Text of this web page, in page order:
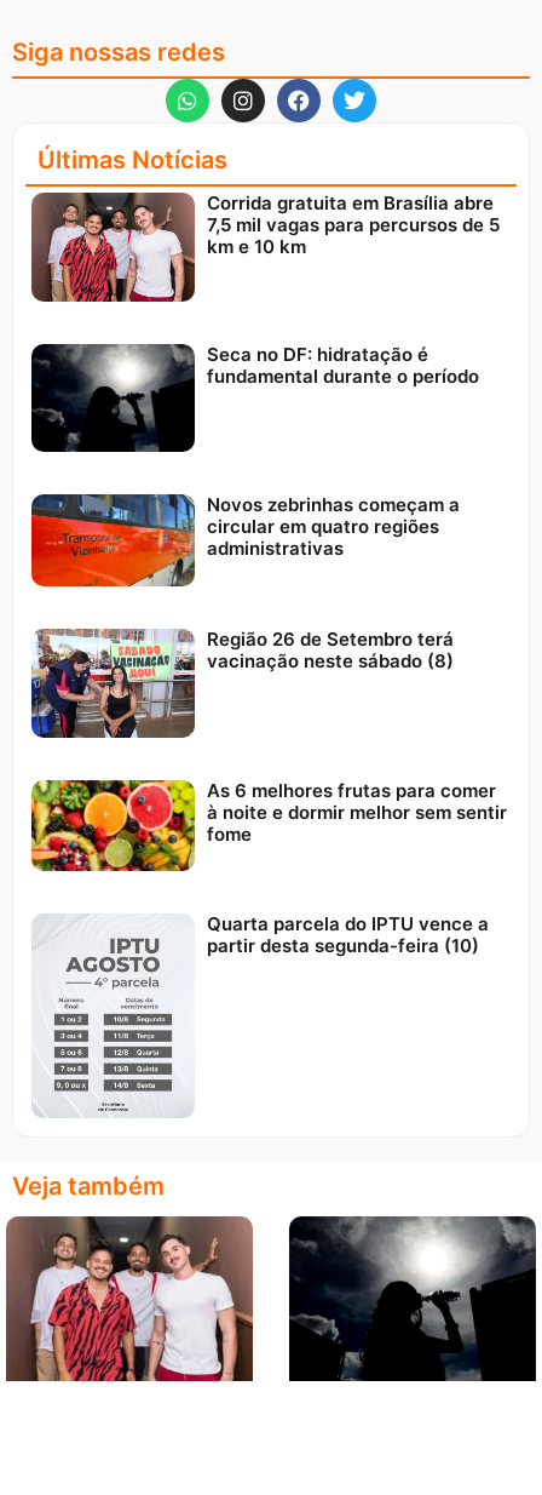
Siga nossas redes
Últimas Notícias
Corrida gratuita em Brasília abre
7,5 mil vagas para percursos de 5
km e 10 km
Seca no DF: hidratação é
fundamental durante o período
Novos zebrinhas começam a
circular em quatro regiões
administrativas
Região 26 de Setembro terá
vacinação neste sábado (8)
As 6 melhores frutas para comer
à noite e dormir melhor sem sentir
fome
Quarta parcela do IPTU vence a
partir desta segunda-feira (10)
Veja também